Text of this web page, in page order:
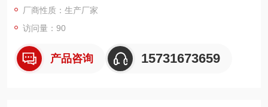
厂商性质：生产厂家
访问量：90
产品咨询 15731673659